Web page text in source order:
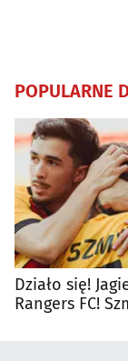
POPULARNE
Działo się!
Rangers FC!